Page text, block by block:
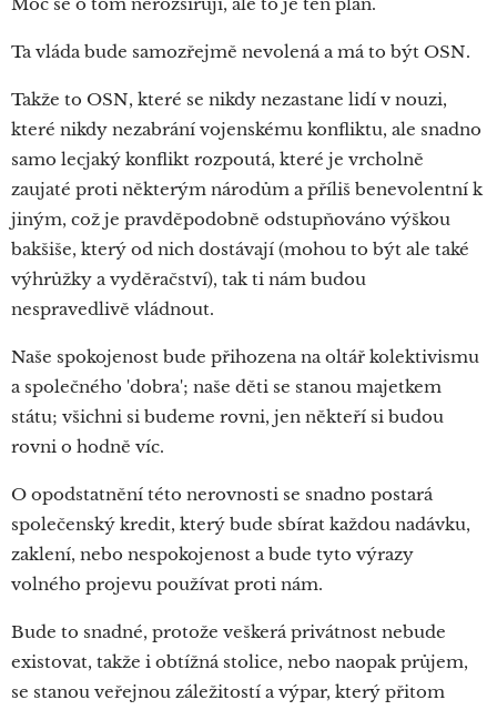
Ta vláda bude samozřejmě nevolená a má to být OSN.
Takže to OSN, které se nikdy nezastane lidí v nouzi,
které nikdy nezabrání vojenskému konfliktu, ale snadno
samo lecjaký konflikt rozpoutá, které je vrcholně
zaujaté proti některým národům a příliš benevolentní k
jiným, což je pravděpodobně odstupňováno výškou
bakšiše, který od nich dostávají (mohou to být ale také
výhrůžky a vyděračství), tak ti nám budou
nespravedlivě vládnout.
Naše spokojenost bude přihozena na oltář kolektivismu
a společného 'dobra'; naše děti se stanou majetkem
státu; všichni si budeme rovni, jen někteří si budou
rovni o hodně víc.
O opodstatnění této nerovnosti se snadno postará
společenský kredit, který bude sbírat každou nadávku,
zaklení, nebo nespokojenost a bude tyto výrazy
volného projevu používat proti nám.
Bude to snadné, protože veškerá privátnost nebude
existovat, takže i obtížná stolice, nebo naopak průjem,
se stanou veřejnou záležitostí a výpar, který přitom